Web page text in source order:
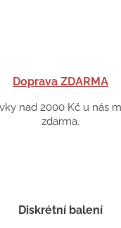
Doprava ZDARMA
nad 2000 Kč u nás
zdarma.
Diskrétní balení